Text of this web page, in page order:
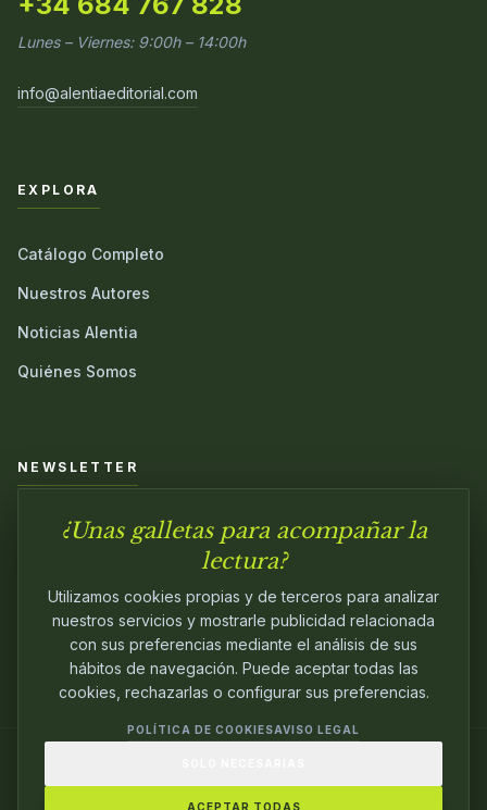
Lunes – Viernes: 9:00h – 14:00h
info@alentiaeditorial.com
EXPLORA
Catálogo Completo
Nuestros Autores
Noticias Alentia
Quiénes Somos
NEWSLETTER
Únete a nuestra comunidad y sé el primero en conocer las
PASIÓN.
¿Unas galletas para acompañar la
lectura?
Utilizamos cookies propias y de terceros para analizar
nuestros servicios y mostrarle publicidad relacionada
con sus preferencias mediante el análisis de sus
hábitos de navegación. Puede aceptar todas las
cookies, rechazarlas o configurar sus preferencias.
POLÍTICA DE COOKIESAVISO LEGAL
ACEPTAR TODAS